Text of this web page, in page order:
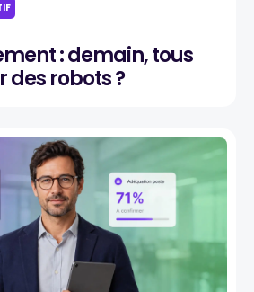
: demain, tous
des robots ?